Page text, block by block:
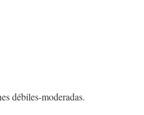
débiles-moderadas.